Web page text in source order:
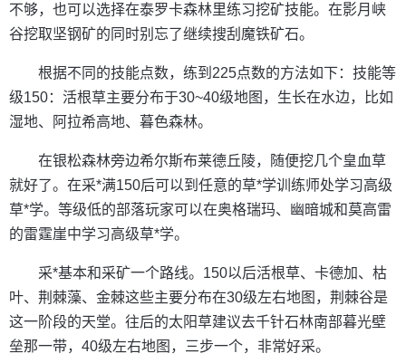
不够，也可以选择在泰罗卡森林里练习挖矿技能。在影月峡
谷挖取坚钢矿的同时别忘了继续搜刮魔铁矿石。
根据不同的技能点数，练到225点数的方法如下：技能等
级150：活根草主要分布于30~40级地图，生长在水边，比如
湿地、阿拉希高地、暮色森林。
在银松森林旁边希尔斯布莱德丘陵，随便挖几个皇血草
就好了。在采*满150后可以到任意的草*学训练师处学习高级
草*学。等级低的部落玩家可以在奥格瑞玛、幽暗城和莫高雷
的雷霆崖中学习高级草*学。
采*基本和采矿一个路线。150以后活根草、卡德加、枯
叶、荆棘藻、金棘这些主要分布在30级左右地图，荆棘谷是
这一阶段的天堂。往后的太阳草建议去千针石林南部暮光壁
垒那一带，40级左右地图，三步一个，非常好采。